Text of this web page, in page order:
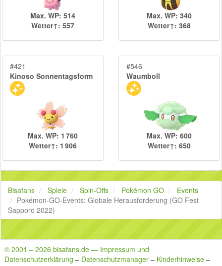
Max. WP: 514
Wetter↑: 557
Max. WP: 340
Wetter↑: 368
#421
Kinoso Sonnentagsform
Max. WP: 1 760
Wetter↑: 1 906
#546
Waumboll
Max. WP: 600
Wetter↑: 650
Bisafans Spiele Spin-Offs Pokémon GO
Events
Pokémon-GO-Events: Globale Herausforderung (GO Fest
Sapporo 2022)
© 2001 – 2026 bisafans.de — Impressum und
Datenschutzerklärung – Datenschutzmanager – Kinderhinweise –